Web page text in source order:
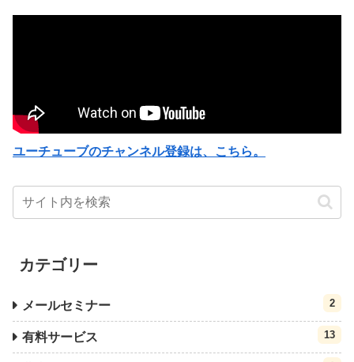
ユーチューブのチャンネル登録は、こちら。
カテゴリー
メールセミナー 2
有料サービス 13